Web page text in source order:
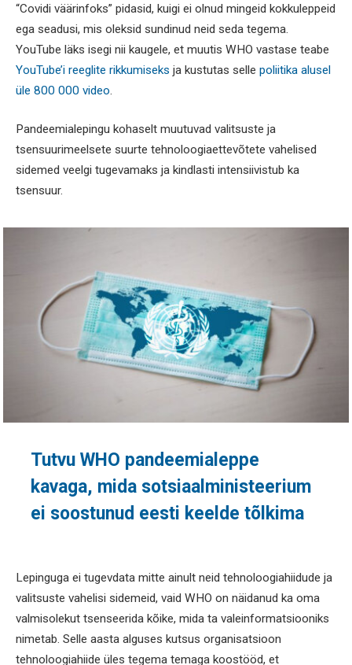
“Covidi väärinfoks” pidasid, kuigi ei olnud mingeid kokkuleppeid
ega seadusi, mis oleksid sundinud neid seda tegema.
YouTube läks isegi nii kaugele, et muutis WHO vastase teabe
YouTube’i reeglite rikkumiseks ja kustutas selle poliitika alusel
üle 800 000 video.
Pandeemialepingu kohaselt muutuvad valitsuste ja
tsensuurimeelsete suurte tehnoloogiaettevõtete vahelised
sidemed veelgi tugevamaks ja kindlasti intensiivistub ka
tsensuur.
Tutvu WHO pandeemialeppe
kavaga, mida sotsiaalministeerium
ei soostunud eesti keelde tõlkima
Lepinguga ei tugevdata mitte ainult neid tehnoloogiahiidude ja
valitsuste vahelisi sidemeid, vaid WHO on näidanud ka oma
valmisolekut tsenseerida kõike, mida ta valeinformatsiooniks
nimetab. Selle aasta alguses kutsus organisatsioon
tehnoloogiahiide üles tegema temaga koostööd, et